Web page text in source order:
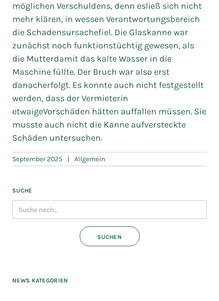
möglichen Verschuldens, denn esließ sich nicht
mehr klären, in wessen Verantwortungsbereich
die Schadensursachefiel. Die Glaskanne war
zunächst noch funktionstüchtig gewesen, als
die Mutterdamit das kalte Wasser in die
Maschine füllte. Der Bruch war also erst
danacherfolgt. Es konnte auch nicht festgestellt
werden, dass der Vermieterin
etwaigeVorschäden hätten auffallen müssen. Sie
musste auch nicht die Kanne aufversteckte
Schäden untersuchen.
September 2025 | Allgemein
SUCHE
NEWS KATEGORIEN